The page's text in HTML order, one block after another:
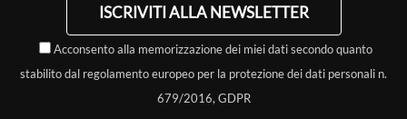
ISCRIVITI ALLA NEWSLETTER
Acconsento alla memorizzazione dei miei dati secondo quanto
stabilito dal regolamento europeo per la protezione dei dati personali n.
679/2016, GDPR